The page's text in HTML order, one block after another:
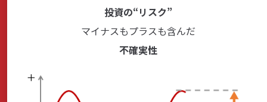
投資の“リスク”
マイナスもプラスも含んだ
不確実性